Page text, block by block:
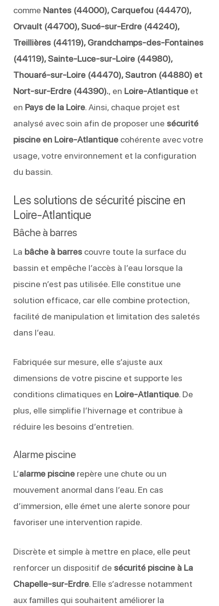
comme Nantes (44000), Carquefou (44470),
Orvault (44700), Sucé-sur-Erdre (44240),
Treillières (44119), Grandchamps-des-Fontaines
(44119), Sainte-Luce-sur-Loire (44980),
Thouaré-sur-Loire (44470), Sautron (44880) et
Nort-sur-Erdre (44390)., en Loire-Atlantiqueet
en Pays de la Loire. Ainsi, chaque projet est
analysé avec soin afin de proposer une sécurité
piscine en Loire-Atlantiquecohérente avec votre
usage, votre environnement et la configuration
du bassin.
Les solutions de sécurité piscine en
Loire-Atlantique
Bâche à barres
La bâche à barrescouvre toute la surface du
bassin et empêche l’accès à l’eau lorsque la
piscine n’est pas utilisée. Elle constitue une
solution efficace, car elle combine protection,
facilité de manipulation et limitation des saletés
dans l’eau.
Fabriquée sur mesure, elle s’ajuste aux
dimensions de votre piscine et supporte les
conditions climatiques en Loire-Atlantique. De
plus, elle simplifie l’hivernage et contribue à
réduire les besoins d’entretien.
Alarme piscine
L’alarme piscinerepère une chute ou un
mouvement anormal dans l’eau. En cas
d’immersion, elle émet une alerte sonore pour
favoriser une intervention rapide.
Discrète et simple à mettre en place, elle peut
renforcer un dispositif de sécurité piscine à La
Chapelle-sur-Erdre. Elle s’adresse notamment
aux familles qui souhaitent améliorer la